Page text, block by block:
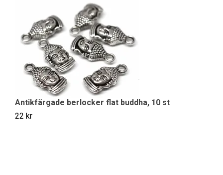
Antikfärgade berlocker flat buddha, 10 st
22 kr